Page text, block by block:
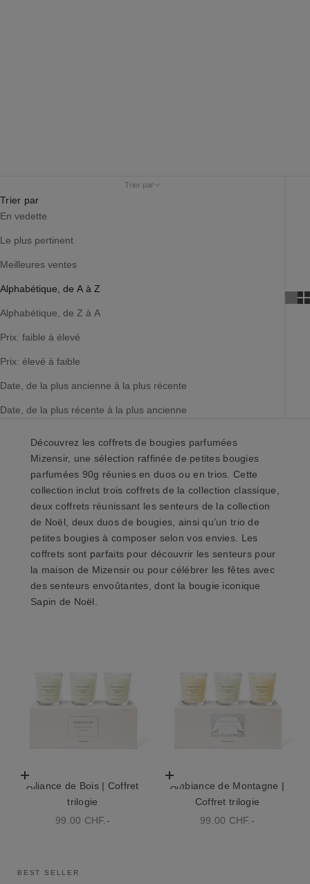
Trier par
Trier par
En vedette
Le plus pertinent
Meilleures ventes
Alphabétique, de A à Z
Alphabétique, de Z à A
Prix: faible à élevé
Prix: élevé à faible
Date, de la plus ancienne à la plus récente
Date, de la plus récente à la plus ancienne
Découvrez les coffrets de bougies parfumées
Mizensir, une sélection raffinée de petites bougies
parfumées 90g réunies en duos ou en trios. Cette
collection inclut trois coffrets de la collection classique,
deux coffrets réunissant les senteurs de la collection
de Noël, deux duos de bougies, ainsi qu’un trio de
petites bougies à composer selon vos envies. Les
coffrets sont parfaits pour découvrir les senteurs pour
la maison de Mizensir ou pour célébrer les fêtes avec
des senteurs envoûtantes, dont la bougie iconique
Sapin de Noël
Choisir les options
Alliance de Bois | Coffret
trilogie
Prix de vente
99.00 CHF.-
Choisir les options
Ambiance de Montagne |
Coffret trilogie
Prix de vente
99.00 CHF.-
BEST SELLER